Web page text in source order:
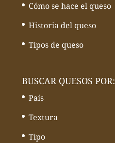
Cómo se hace el queso
Historia del queso
Tipos de queso
BUSCAR QUESOS POR:
País
Textura
Tipo